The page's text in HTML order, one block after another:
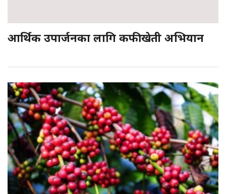
आर्थिक उपार्जनका लागि कफीखेती अभियान